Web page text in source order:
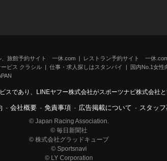
、旅館予約サイト 一休.com
レストラン予約サイト 一休
ビス クラシル 仕事・求人探しはスタンバイ
国内No.1女性
スであり、LINEヤフー株式会社がスポーツナビ株式会社と
- 会社概要 - 免責事項 - 広告掲載について - スタッ
© Japan Racing Association.
© 毎日新聞社
© 株式会社グラッドキューブ
© Sportsnavi
© LY Corporation